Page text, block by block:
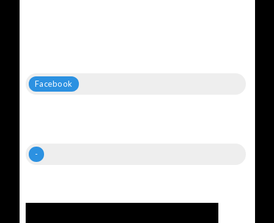
Facebook
-